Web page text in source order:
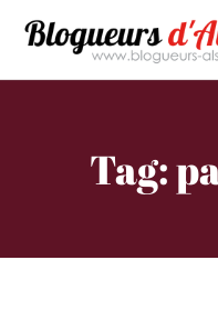
Tag: